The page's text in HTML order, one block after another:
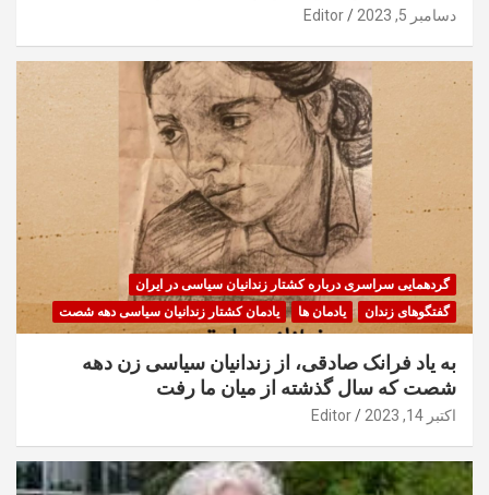
دسامبر 5, 2023 Editor
گردهمایی سراسری درباره کشتار زندانیان سیاسی در ایران
گفتگوهای زندان
یادمان ها یادمان کشتار زندانیان سیاسی دهه شصت
به یاد فرانک صادقی، از زندانیان سیاسی زن دهه
شصت که سال گذشته از میان ما رفت
اکتبر 14, 2023 Editor